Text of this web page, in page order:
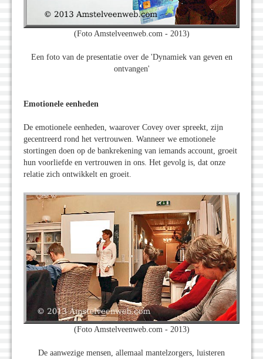
(Foto Amstelveenweb.com - 2013)
Een foto van de presentatie over de 'Dynamiek van geven en
ontvangen'
Emotionele eenheden
De emotionele eenheden, waarover Covey over spreekt, zijn
gecentreerd rond het vertrouwen. Wanneer we emotionele
stortingen doen op de bankrekening van iemands account, groeit
hun voorliefde en vertrouwen in ons. Het gevolg is, dat onze
relatie zich ontwikkelt en groeit.
(Foto Amstelveenweb.com - 2013)
De aanwezige mensen, allemaal mantelzorgers, luisteren